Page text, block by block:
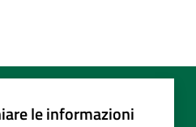
le informazioni